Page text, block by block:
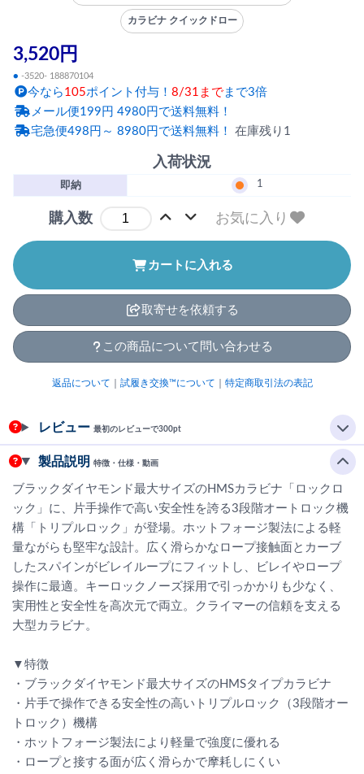
カラビナ クイックドロー
3,520円
● -3520- 188870104
今なら 105ポイント付与！ 8/31まで まで3倍
メール便199円 4980円で送料無料！
宅急便498円～ 8980円で送料無料！ 在庫残り1
入荷状況
即納 1
購入数 お気に入り
カートに入れる
取寄せを依頼する
この商品について問い合わせる
返品について 試履き交換™について 特定商取引法の表記
レビュー 最初のレビューで300pt
製品説明 特徴・仕様・動画
ブラックダイヤモンド最大サイズのHMSカラビナ「ロックロ
ック」に、片手操作で高い安全性を誇る3段階オートロック機
構「トリプルロック」が登場。ホットフォージ製法による軽
量ながらも堅牢な設計。広く滑らかなロープ接触面とカーブ
したスパインがビレイループにフィットし、ビレイやロープ
操作に最適。キーロックノーズ採用で引っかかりも少なく、
実用性と安全性を高次元で両立。クライマーの信頼を支える
大型カラビナ。
▼特徴
・ブラックダイヤモンド最大サイズのHMSタイプカラビナ
・片手で操作できる安全性の高いトリプルロック（3段階オー
トロック）機構
・ホットフォージ製法により軽量で強度に優れる
・ロープと接する面が広く滑らかで摩耗しにくい